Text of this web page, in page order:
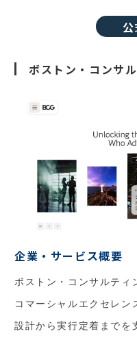
ボストン・コンサ
企業・サービス概要
ボストン・コンサルティ
コマーシャルエクセレン
設計から実行定着までを